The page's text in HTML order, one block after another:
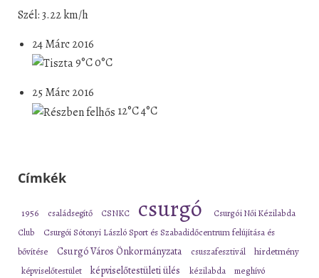
Szél: 3.22 km/h
24 Márc 2016
9°C0°C
25 Márc 2016
12°C4°C
Címkék
1956 családsegítő CSNKC csurgó
Csurgói Női Kézilabda
Club
Csurgói Sótonyi László Sport és Szabadidőcentrum felújítása és
bővítése
Csurgó Város Önkormányzata csuszafesztivál hirdetmény
képviselőtestület képviselőtestületi ülés kézilabda meghívó